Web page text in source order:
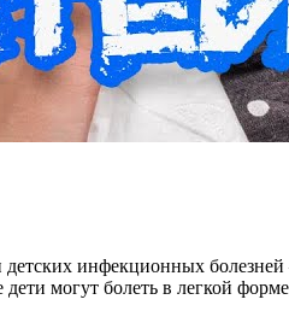
инфекционных
могут болеть в легкой